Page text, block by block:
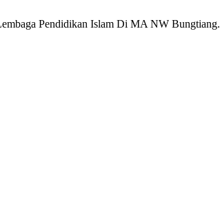
Pendidikan Islam Di MA NW Bungtiang.